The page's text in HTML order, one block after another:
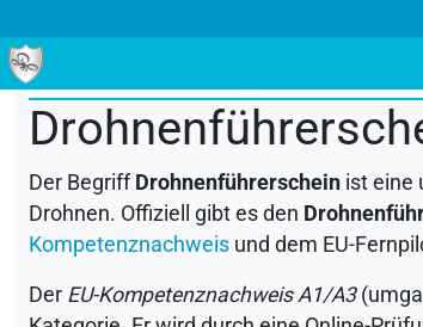
Der Begriff Drohnenführerschein ist eine
Drohnen. Offiziell gibt es den
Kompetenznachweis und dem EU-
Der EU-Kompetenznachweis A1/A3